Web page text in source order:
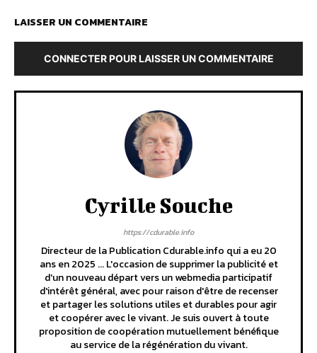
LAISSER UN COMMENTAIRE
CONNECTER POUR LAISSER UN COMMENTAIRE
Cyrille Souche
https://cdurable.info
Directeur de la Publication Cdurable.info qui a eu 20
ans en 2025 ... L'occasion de supprimer la publicité et
d'un nouveau départ vers un webmedia participatif
d'intérêt général, avec pour raison d'être de recenser
et partager les solutions utiles et durables pour agir
et coopérer avec le vivant. Je suis ouvert à toute
proposition de coopération mutuellement bénéfique
au service de la régénération du vivant.